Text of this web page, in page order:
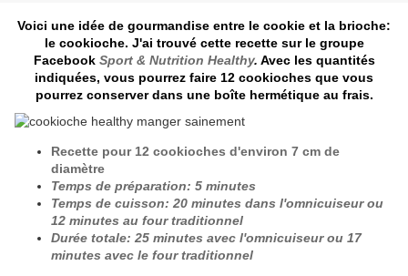
Voici une idée de gourmandise entre le cookie et la brioche:
le cookioche. J'ai trouvé cette recette sur le groupe
Facebook Sport & Nutrition Healthy. Avec les quantités
indiquées, vous pourrez faire 12 cookioches que vous
pourrez conserver dans une boîte hermétique au frais.
Recette pour 12 cookioches d'environ 7 cm de
diamètre
Temps de préparation: 5 minutes
Temps de cuisson: 20 minutes dans l'omnicuiseur ou
12 minutes au four traditionnel
Durée totale: 25 minutes avec l'omnicuiseur ou 17
minutes avec le four traditionnel